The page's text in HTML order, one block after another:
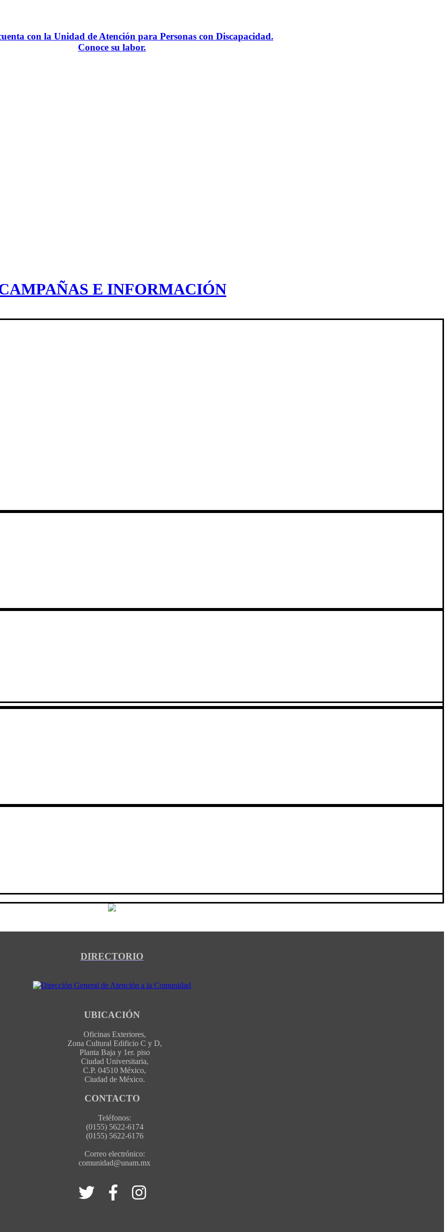
con la Unidad de Atención para Personas con Discapacidad.
Conoce su labor.
E INFORMACIÓN
DIRECTORIO
UBICACIÓN
Oficinas Exteriores,
Zona Cultural Edificio C y D,
Planta Baja y 1er. piso
Ciudad Universitaria,
C.P. 04510 México,
Ciudad de México.
CONTACTO
Teléfonos:
(0155) 5622-6174
(0155) 5622-6176
Correo electrónico:
comunidad@unam.mx